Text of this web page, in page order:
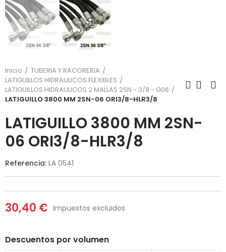
Inicio
TUBERIA Y RACORERIA
LATIGUILLOS HIDRAULICOS FLEXIBLES
LATIGUILLOS HIDRAULICOS 2 MALLAS 2SN - 3/8 - G06
LATIGUILLO 3800 MM 2SN-06 ORI3/8-HLR3/8
LATIGUILLO 3800 MM 2SN-
06 ORI3/8-HLR3/8
Referencia: LA 0541
30,40 € Impuestos excluidos
Descuentos por volumen